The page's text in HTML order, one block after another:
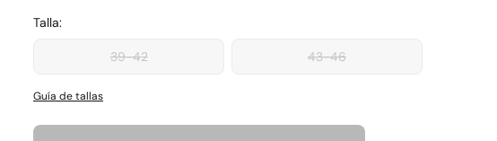
Talla:
39-42 43-46
Guía de tallas